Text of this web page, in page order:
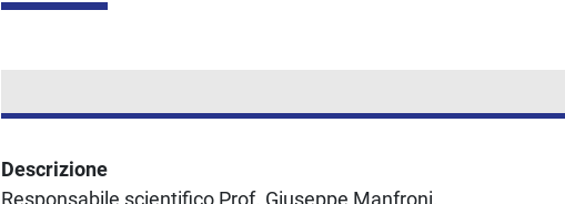
Descrizione
Responsabile scientifico Prof. Giuseppe Manfroni.